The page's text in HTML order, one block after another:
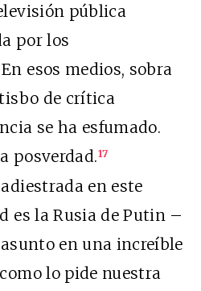
pública
por los
esos medios, sobra
de crítica
se ha esfumado.
posverdad.17
en este
es la Rusia de Putin –
en una increíble
lo pide nuestra